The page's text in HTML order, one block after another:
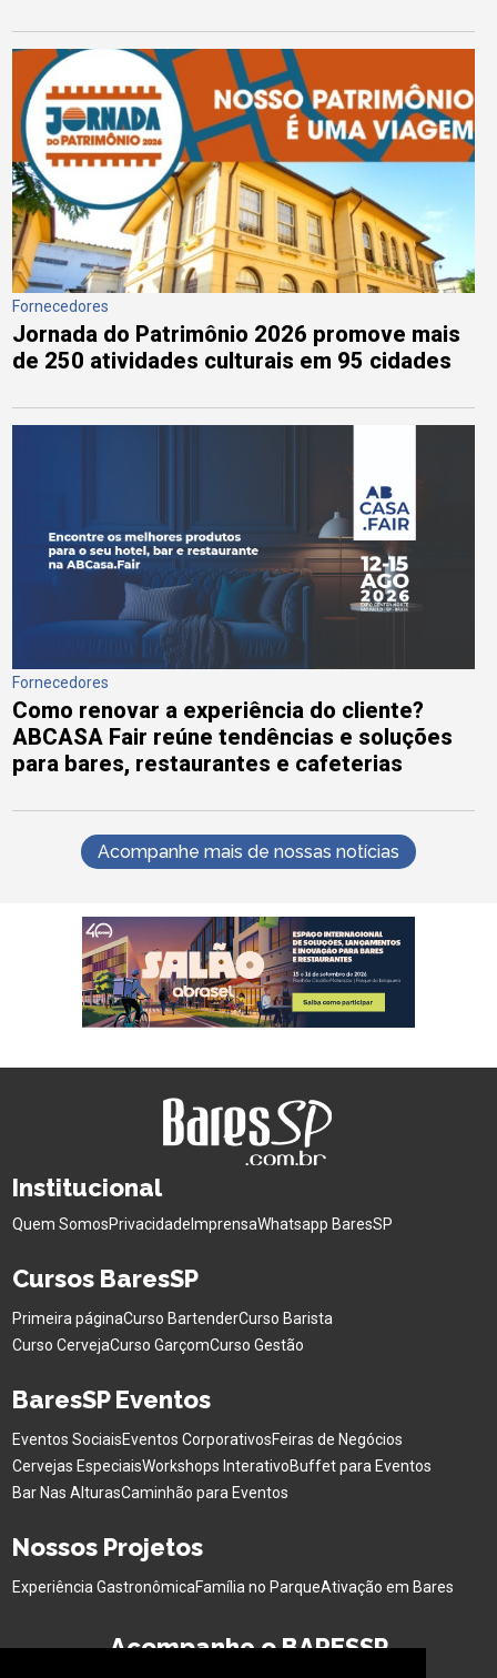
Fornecedores
Jornada do Patrimônio 2026 promove mais
de 250 atividades culturais em 95 cidades
Fornecedores
Como renovar a experiência do cliente?
ABCASA Fair reúne tendências e soluções
para bares, restaurantes e cafeterias
Acompanhe mais de nossas notícias
Institucional
Quem SomosPrivacidade ImprensaWhatsapp BaresSP
Cursos BaresSP
Primeira páginaCurso BartenderCurso Barista
Curso CervejaCurso GarçomCurso Gestão
BaresSP Eventos
Eventos SociaisEventos CorporativosFeiras de Negócios
Cervejas EspeciaisWorkshops InterativoBuffet para Eventos
Bar Nas AlturasCaminhão para Eventos
Nossos Projetos
Experiência GastronômicaFamília no ParqueAtivação em Bares
Acompanhe o BARESSP